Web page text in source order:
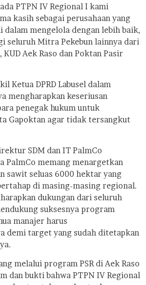
PTPN IV Regional I kami
kasih sebagai perusahaan yang
dalam mengelola dengan lebih baik,
seluruh Mitra Pekebun lainnya dari
KUD Aek Raso dan Poktan Pasir
Ketua DPRD Labusel dalam
mengharapkan keseriusan
penegak hukum untuk
Gapoktan agar tidak tersangkut
SDM dan IT PalmCo
PalmCo memang menargetkan
sawit seluas 6000 hektar yang
di masing-masing regional.
dukungan dari seluruh
suksesnya program
manajer harus
demi target yang sudah ditetapkan
melalui program PSR di Aek Raso
dan bukti bahwa PTPN IV Regional